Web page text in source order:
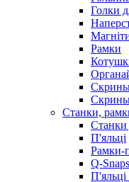
Голки
Рамки
Станки,
П'яльці
Рамки-
Q-Snaps
П'яльці